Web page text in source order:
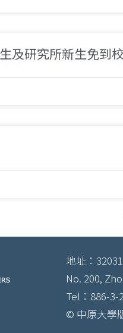
及研究所新生免到
地址：
No. 200,
Tel：886-3-
© 中原大學